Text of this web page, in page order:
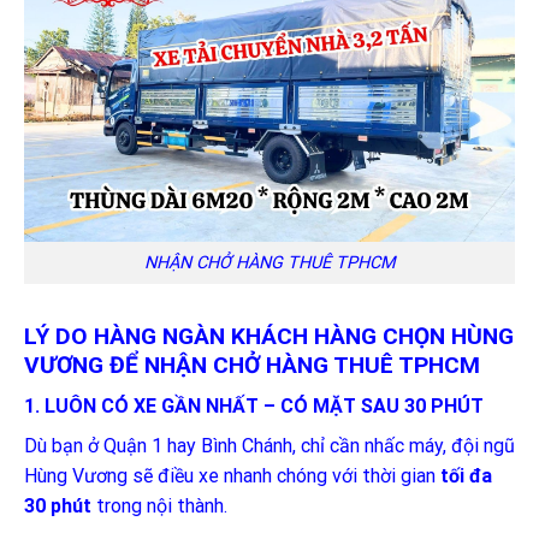
NHẬN CHỞ HÀNG THUÊ TPHCM
LÝ DO HÀNG NGÀN KHÁCH HÀNG CHỌN HÙNG
VƯƠNG ĐỂ NHẬN CHỞ HÀNG THUÊ TPHCM
1. LUÔN CÓ XE GẦN NHẤT – CÓ MẶT SAU 30 PHÚT
Dù bạn ở Quận 1 hay Bình Chánh, chỉ cần nhấc máy, đội ngũ
Hùng Vương sẽ điều xe nhanh chóng với thời gian tối đa
30 phút trong nội thành.